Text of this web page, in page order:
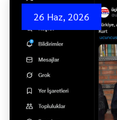
26 Haz, 2026